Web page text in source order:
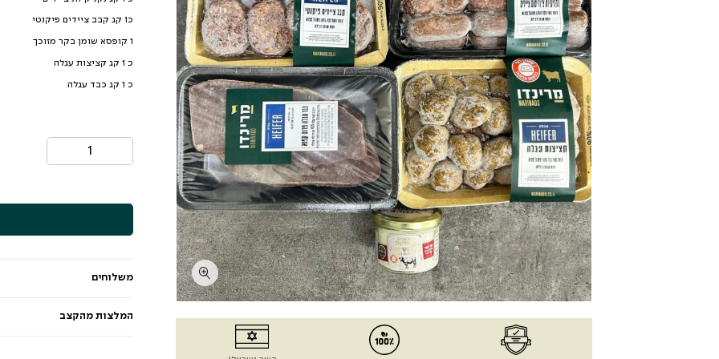
כ1 קג קבב ציידים פיקנטי
1 קופסא שומן בקר מזוכך
כ 1 קג קציצות עגלה
כ 1 קג כבד עגלה
משלוחים
המלצות מהקצב